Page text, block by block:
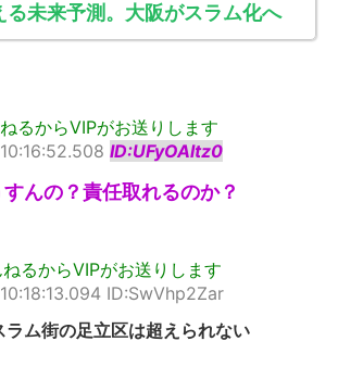
る未来予測。大阪がスラム化へ
るからVIPがお送りします
ID:UFyOAltz0
んの？責任取れるのか？
るからVIPがお送りします
ID:SwVhp2Zar
ラム街の足立区は超えられない